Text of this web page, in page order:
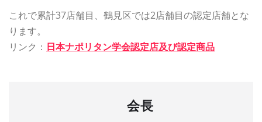
これで累計37店舗目、鶴見区では2店舗目の認定店舗とな
ります。
リンク： 日本ナポリタン学会認定店及び認定商品
会長